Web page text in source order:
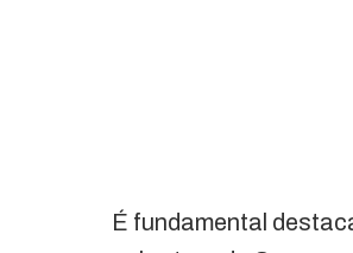
É fundamental